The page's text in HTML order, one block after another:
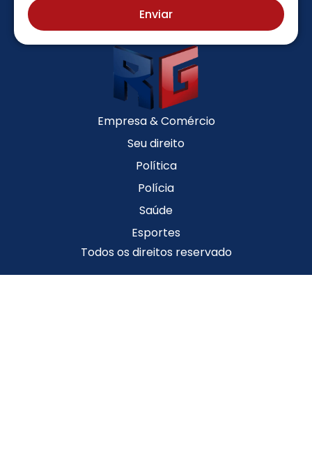
Enviar
Empresa & Comércio
Seu direito
Política
Polícia
Saúde
Esportes
Todos os direitos reservado